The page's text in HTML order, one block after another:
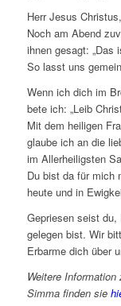
Herr Jesus
Noch am Abend
ihnen gesagt: „Das
So lasst uns
Wenn ich dich im
bete ich: „Leib
Mit dem heiligen
glaube ich an die
im Allerheiligsten
Du bist da für mich
heute und in
Gepriesen seist
gelegen bist. Wir
Erbarme dich über
Weitere Information
Simma finden sie